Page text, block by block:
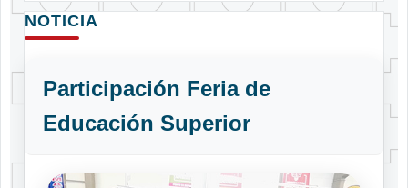
NOTICIA
Participación Feria de
Educación Superior